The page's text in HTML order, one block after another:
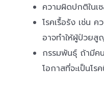
ความผิดปกติในเ
โรคเรื้อรัง เช่น
อาจทำให้ผู้ป่วยสู
กรรมพันธุ์ ถ้ามีค
โอกาสที่จะเป็นโร